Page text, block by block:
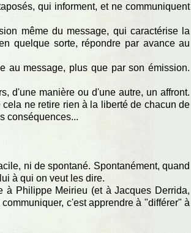
qui informent, et ne communiquent
même du message, qui caractérise la
quelque sorte, répondre par avance au
au message, plus que par son émission.
d'une manière ou d'une autre, un affront.
ne retire rien à la liberté de chacun de
conséquences...
ni de spontané. Spontanément, quand
à qui on veut les dire.
à Philippe Meirieu (et à Jacques Derrida,
c'est apprendre à "différer" à